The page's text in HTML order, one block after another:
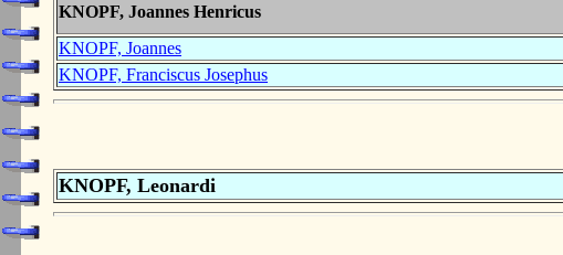
KNOPF, Joannes Henricus
KNOPF, Joannes
KNOPF, Franciscus Josephus
KNOPF, Leonardi